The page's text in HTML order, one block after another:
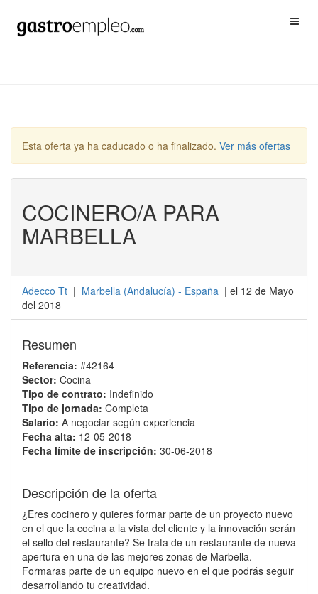
Esta oferta ya ha caducado o ha finalizado. Ver más ofertas
COCINERO/A PARA
MARBELLA
Adecco Tt | Marbella (Andalucía) - España | el 12 de Mayo
del 2018
Resumen
Referencia: #42164
Sector: Cocina
Tipo de contrato: Indefinido
Tipo de jornada: Completa
Salario: A negociar según experiencia
Fecha alta: 12-05-2018
Fecha límite de inscripción: 30-06-2018
Descripción de la oferta
¿Eres cocinero y quieres formar parte de un proyecto nuevo
en el que la cocina a la vista del cliente y la innovación serán
el sello del restaurante? Se trata de un restaurante de nueva
apertura en una de las mejores zonas de Marbella.
Formaras parte de un equipo nuevo en el que podrás seguir
desarrollando tu creatividad.